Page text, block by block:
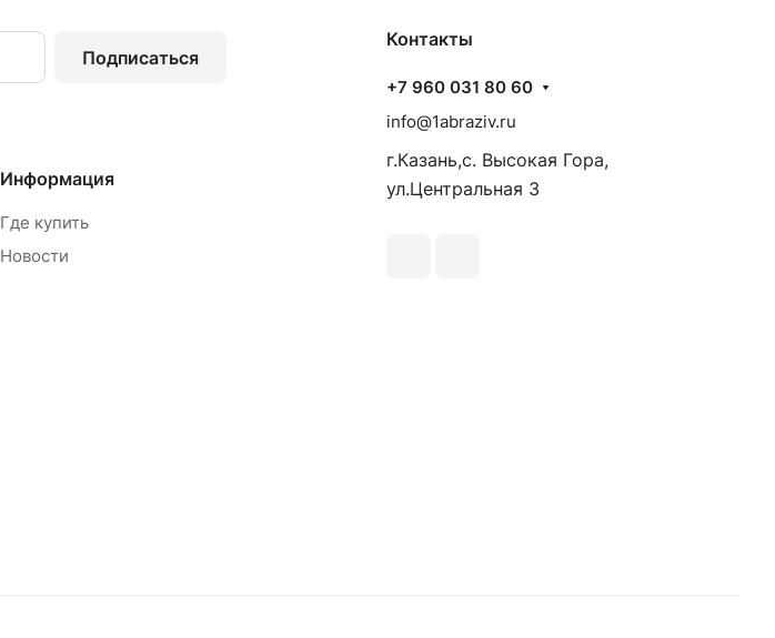
Подписаться
Информация
Где купить
Новости
Контакты
+7 960 031 80 60
info@1abraziv.ru
г.Казань,с. Высокая Гора,
ул.Центральная 3